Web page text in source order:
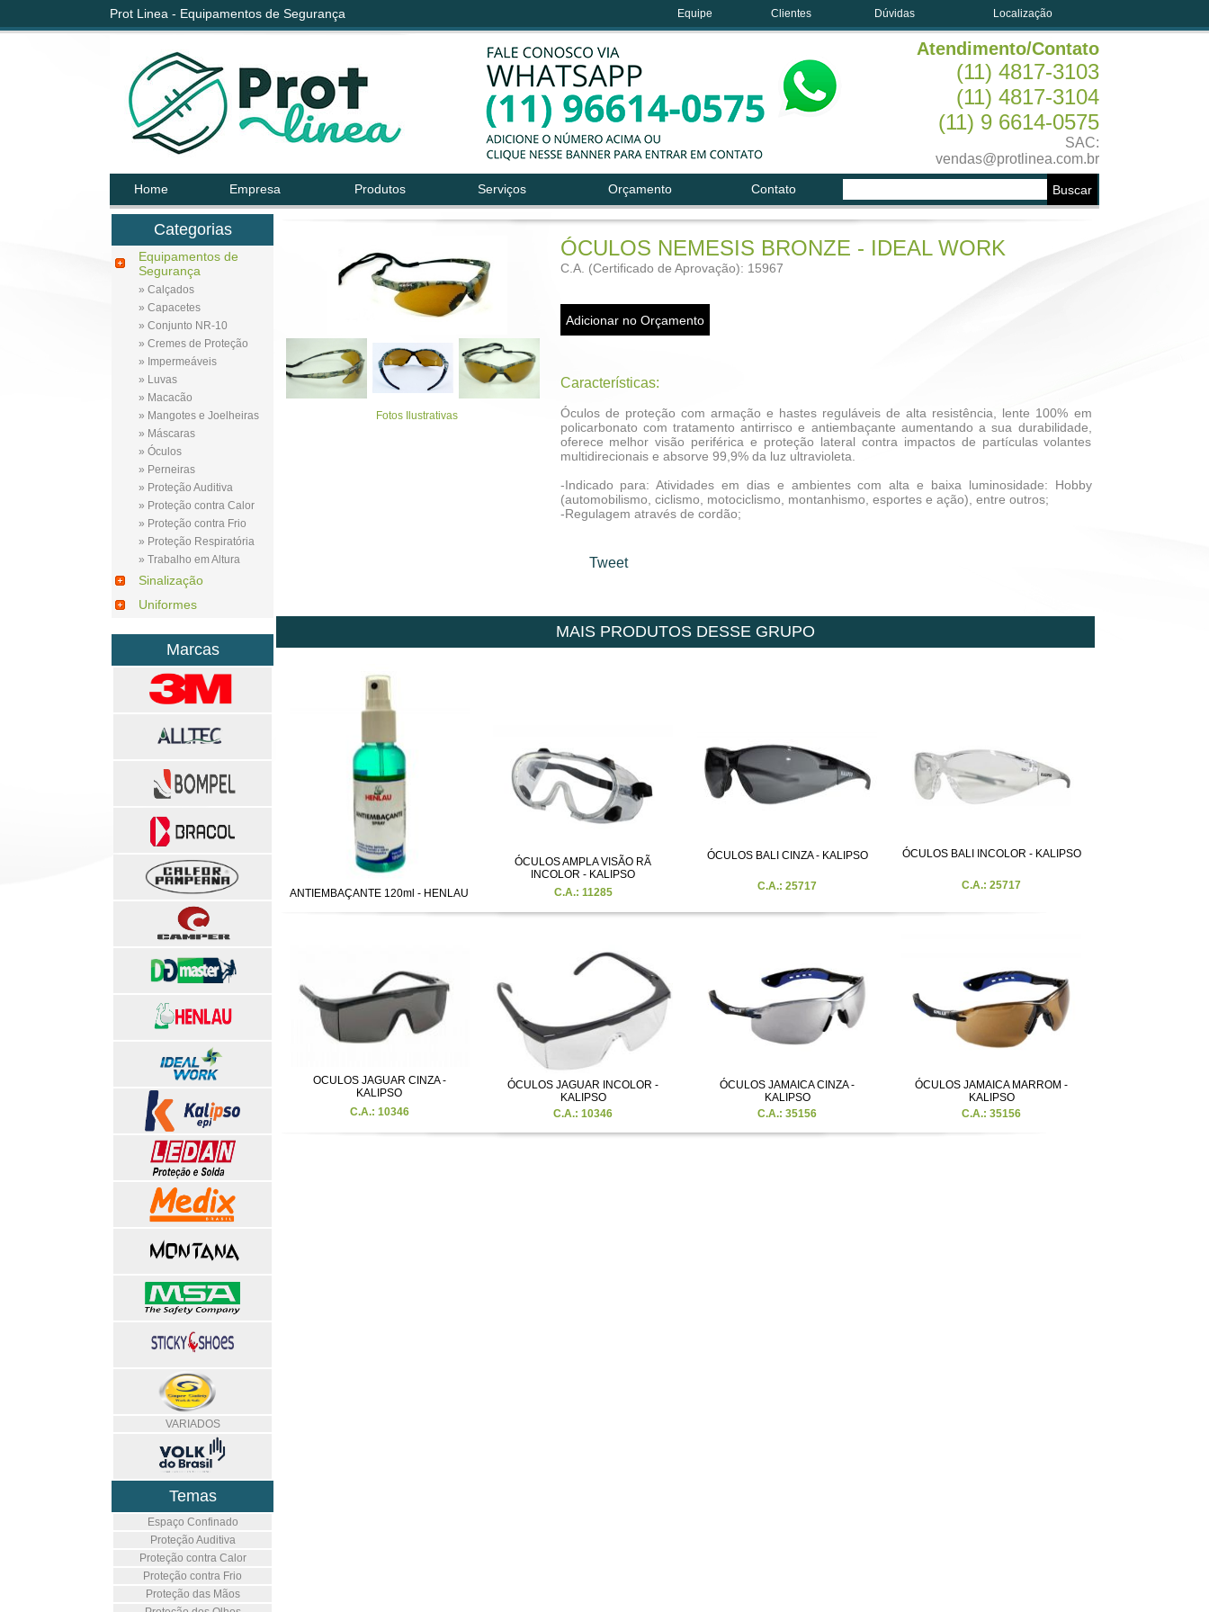
Prot Linea - Equipamentos de Segurança Equipe Clientes Dúvidas Localização
Atendimento/Contato
(11) 4817-3103
(11) 4817-3104
(11) 9 6614-0575
SAC:
vendas@protlinea.com.br
Home Empresa Produtos Serviços Orçamento Contato
Categorias
Equipamentos de
Segurança
» Calçados
» Capacetes
» Conjunto NR-10
» Cremes de Proteção
» Impermeáveis
» Luvas
» Macacão
» Mangotes e Joelheiras
» Máscaras
» Óculos
» Perneiras
» Proteção Auditiva
» Proteção contra Calor
» Proteção contra Frio
» Proteção Respiratória
» Trabalho em Altura
Sinalização
Uniformes
Marcas
VARIADOS
Temas
Espaço Confinado
Proteção Auditiva
Proteção contra Calor
Proteção contra Frio
Proteção das Mãos
Fotos Ilustrativas
ÓCULOS NEMESIS BRONZE - IDEAL WORK
C.A. (Certificado de Aprovação): 15967
Características:
Óculos de proteção com armação e hastes reguláveis de alta resistência, lente 100% em
policarbonato com tratamento antirrisco e antiembaçante aumentando a sua durabilidade,
oferece melhor visão periférica e proteção lateral contra impactos de partículas volantes
multidirecionais e absorve 99,9% da luz ultravioleta.
-Indicado para: Atividades em dias e ambientes com alta e baixa luminosidade: Hobby
(automobilismo, ciclismo, motociclismo, montanhismo, esportes e ação), entre outros;
-Regulagem através de cordão;
Tweet
MAIS PRODUTOS DESSE GRUPO
ANTIEMBAÇANTE 120ml - HENLAU
ÓCULOS AMPLA VISÃO RÃ
INCOLOR - KALIPSO
C.A.: 11285
ÓCULOS BALI CINZA - KALIPSO
C.A.: 25717
ÓCULOS BALI INCOLOR - KALIPSO
C.A.: 25717
OCULOS JAGUAR CINZA -
KALIPSO
C.A.: 10346
ÓCULOS JAGUAR INCOLOR -
KALIPSO
C.A.: 10346
ÓCULOS JAMAICA CINZA -
KALIPSO
C.A.: 35156
ÓCULOS JAMAICA MARROM -
KALIPSO
C.A.: 35156